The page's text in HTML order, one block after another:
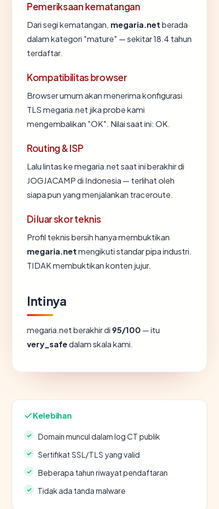
Pemeriksaan kematangan
Dari segi kematangan, megaria.netberada
dalam kategori "mature" — sekitar 18.4 tahun
terdaftar.
Kompatibilitas browser
Browser umum akan menerima konfigurasi
TLS megaria.net jika probe kami
mengembalikan "OK". Nilai saat ini: OK.
Routing & ISP
Lalu lintas ke megaria.net saat ini berakhir di
JOGJACAMP di Indonesia — terlihat oleh
siapa pun yang menjalankan traceroute.
Di luar skor teknis
Profil teknis bersih hanya membuktikan
megaria.netmengikuti standar pipa industri.
TIDAK membuktikan konten jujur.
Intinya
megaria.net berakhir di 95/100 — itu
very_safedalam skala kami.
Kelebihan
Domain muncul dalam log CT publik
Sertifikat SSL/TLS yang valid
Beberapa tahun riwayat pendaftaran
Tidak ada tanda malware